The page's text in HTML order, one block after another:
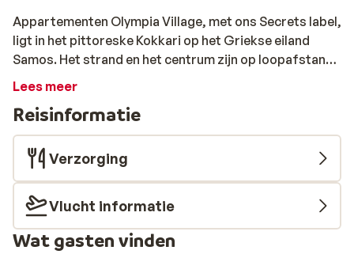
Appartementen Olympia Village, met ons Secrets label,
ligt in het pittoreske Kokkari op het Griekse eiland
Samos. Het strand en het centrum zijn op loopafstand;
een ideale ligging dus! Dit kleinschalige complex is
en staat bekend om zijn prachtige, goed onderhouden
tuin vol kleurrijke bougainvilles. Het is mogelijk om het
ontbijt er bij te reserveren dat geserveerd wordt op het
terras, in de schaduw van de grote pergola. De
authentieke appartementen zijn ingericht in een
landelijke stijl en bieden een comfortabele sfeer. Alle
accommodaties beschikken over een kitchenette,
airconditioning en een eigen balkon of terras met zitje.
Lees meer
Reisinformatie
Verzorging
Vlucht informatie
Wat gasten vinden